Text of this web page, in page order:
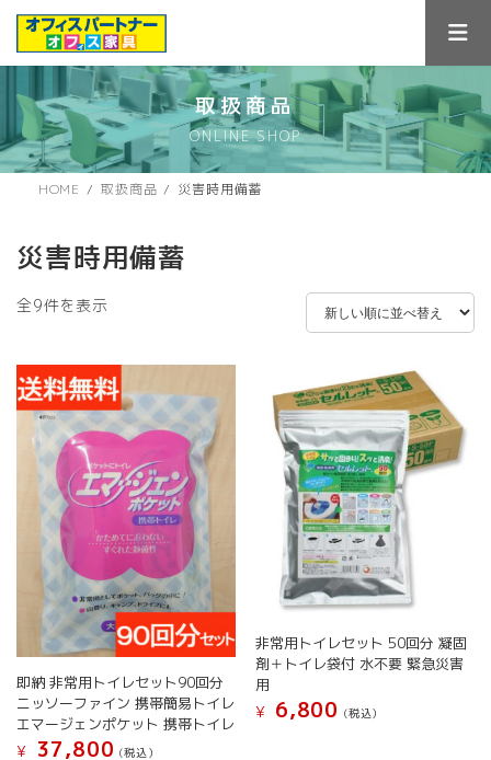
ス
キ
ン
に
取扱商品
ONLINE SHOP
HOME 取扱商品 災害時用備蓄
災害時用備蓄
全9件を表示
順
即納 非常用トイレセット90回分
ニッソーファイン 携帯簡易トイレ
エマージェンポケット 携帯トイレ
¥
37,800 (税込）
非常用トイレセット 50回分 凝固
剤＋トイレ袋付 水不要 緊急災害
用
¥
6,800 (税込）